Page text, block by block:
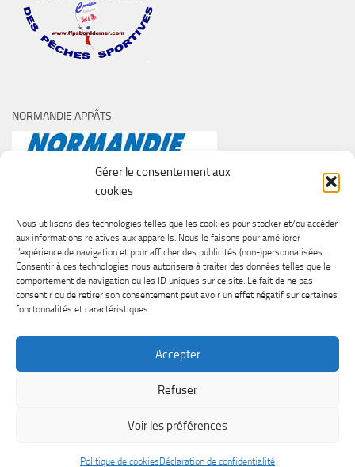
Gérer le consentement aux
cookies
Nous utilisons des technologies telles que les cookies pour stocker et/ou accéder
aux informations relatives aux appareils. Nous le faisons pour améliorer
l’expérience de navigation et pour afficher des publicités (non-)personnalisées.
Consentir à ces technologies nous autorisera à traiter des données telles que le
comportement de navigation ou les ID uniques sur ce site. Le fait de ne pas
consentir ou de retirer son consentement peut avoir un effet négatif sur certaines
fonctonnalités et caractéristiques.
Accepter
Refuser
Voir les préférences
Politique de cookiesDéclaration de confidentialité
NORMANDIE APPÂTS